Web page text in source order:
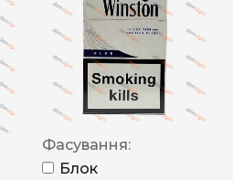
Фасування:
Блок